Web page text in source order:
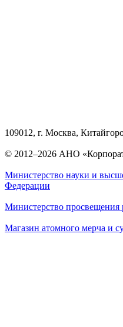
109012, г. Москва,
© 2012–2026 АНО
Министерство науки и
Федерации
Министерство просвещения
Магазин атомного мерча и